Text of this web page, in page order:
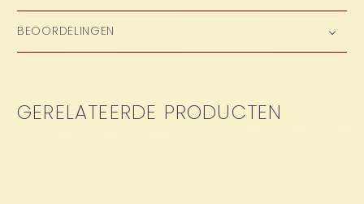
BEOORDELINGEN
GERELATEERDE PRODUCTEN